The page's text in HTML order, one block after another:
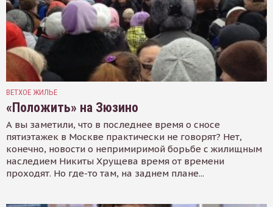
ВЕТХОЕ ЖИЛЬЕ
«Положить» на Зюзино
А вы заметили, что в последнее время о сносе
пятиэтажек в Москве практически не говорят? Нет,
конечно, новости о непримиримой борьбе с жилищным
наследием Никиты Хрущева время от времени
проходят. Но где-то там, на заднем плане...